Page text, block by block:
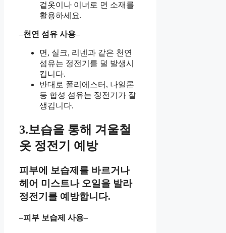
겉옷이나 이너로 면 소재를
활용하세요.
–천연 섬유 사용–
면, 실크, 리넨과 같은 천연
섬유는 정전기를 덜 발생시
킵니다.
반대로 폴리에스터, 나일론
등 합성 섬유는 정전기가 잘
생깁니다.
3.보습을 통해 겨울철
옷 정전기 예방
피부에 보습제를 바르거나
헤어 미스트나 오일을 발라
정전기를 예방합니다.
–피부 보습제 사용–